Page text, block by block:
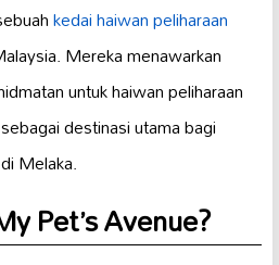
kedai haiwan peliharaan
Mereka menawarkan
untuk haiwan peliharaan
destinasi utama bagi
Melaka.
Pet’s Avenue?